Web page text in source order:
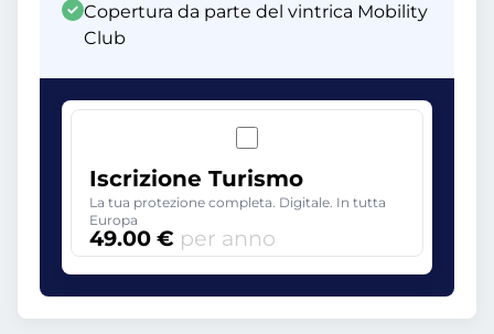
Copertura da parte del vintrica Mobility
Club
Iscrizione Turismo
La tua protezione completa. Digitale. In tutta
Europa
49.00 € per anno